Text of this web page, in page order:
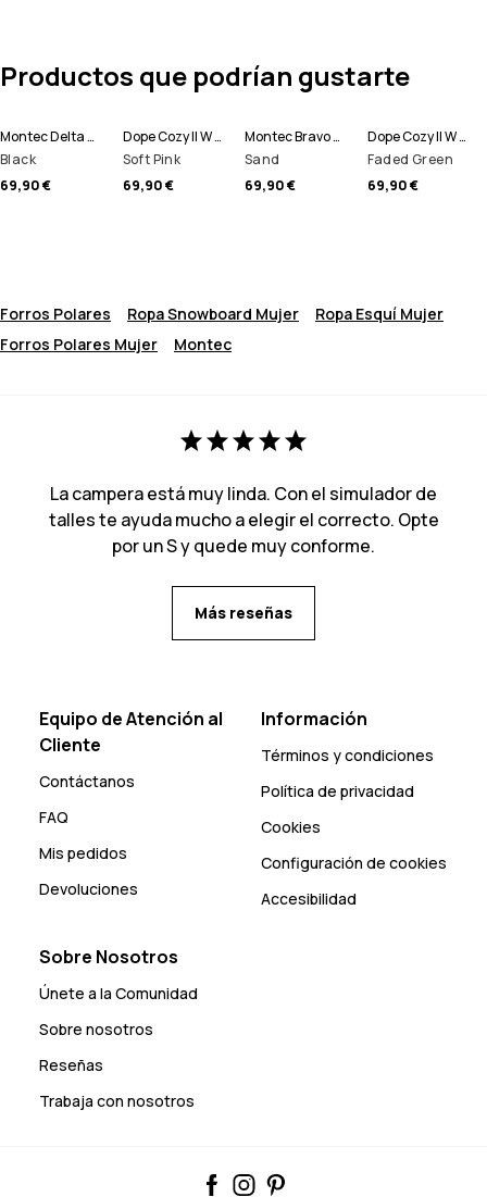
Productos que podrían gustarte
Montec Delta W Polar con Capucha Mujer
Black
69,90 €
Dope Cozy II W Polar con Capucha Mujer
Soft Pink
69,90 €
Montec Bravo W Forro Polar Mujer
Sand
69,90 €
Dope Cozy II W Polar con Capucha Mujer
Faded Green
69,90 €
Forros Polares Ropa Snowboard Mujer
Ropa Esquí Mujer
Forros Polares Mujer
Montec
La campera está muy linda. Con el simulador de
talles te ayuda mucho a elegir el correcto. Opte
por un S y quede muy conforme.
Más reseñas
Equipo de Atención al
Cliente
Contáctanos
FAQ
Mis pedidos
Devoluciones
Información
Términos y condiciones
Política de privacidad
Cookies
Configuración de cookies
Accesibilidad
Sobre Nosotros
Únete a la Comunidad
Sobre nosotros
Reseñas
Trabaja con nosotros